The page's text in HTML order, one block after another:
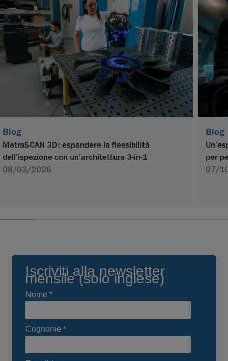
Blog
MetraSCAN 3D: espandere la flessibilità
dell’ispezione con un’architettura 3-in-1
08/03/2026
Blog
per
07/